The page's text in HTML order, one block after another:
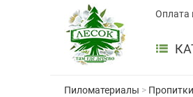
Оплата
Пиломатериалы > Пропитки